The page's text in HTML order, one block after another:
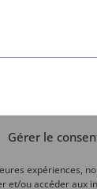
Gérer le
expériences,
et/ou accéder aux